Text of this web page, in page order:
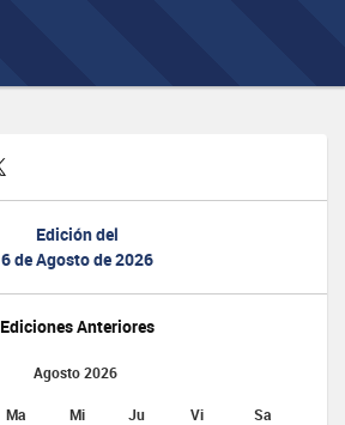
Edición del
6 de Agosto de 2026
Ediciones Anteriores
Agosto 2026
Ma Mi Ju Vi Sa